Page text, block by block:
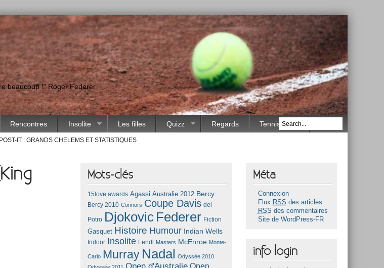
beaucoup !" Roger Federer
Rencontres Insolite Les filles Quizz Regards Tennis Race
POST-IT : GRANDS CHELEMS ET STATISTIQUES
Mots-clés
15love awards Agassi Australie 2012 Bercy
Bercy 2010 Connors Coupe Davis del
Potro Djokovic Federer Fiction
Gasquet Histoire Humour Indian Wells
Indoor Insolite Lendl Masters McEnroe Monte-
Carlo Murray Nadal
Odyssée 2010
Open
Méta
Connexion
Flux RSS des articles
RSS des commentaires
Site de WordPress-FR
info login